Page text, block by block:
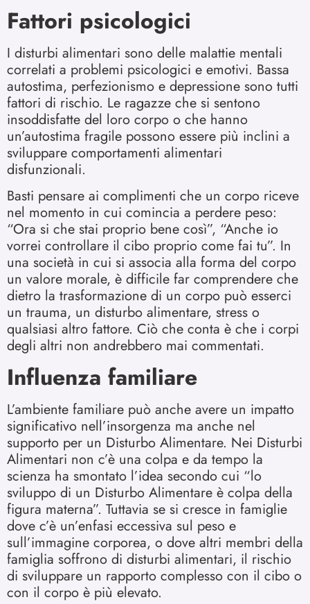
Fattori psicologici
I disturbi alimentari sono delle malattie mentali
correlati a problemi psicologici e emotivi. Bassa
autostima, perfezionismo e depressione sono tutti
fattori di rischio. Le ragazze che si sentono
insoddisfatte del loro corpo o che hanno
un’autostima fragile possono essere più inclini a
sviluppare comportamenti alimentari
disfunzionali.
Basti pensare ai complimenti che un corpo riceve
nel momento in cui comincia a perdere peso:
“Ora si che stai proprio bene così”, “Anche io
vorrei controllare il cibo proprio come fai tu”. In
una società in cui si associa alla forma del corpo
un valore morale, è difficile far comprendere che
dietro la trasformazione di un corpo può esserci
un trauma, un disturbo alimentare, stress o
qualsiasi altro fattore. Ciò che conta è che i corpi
degli altri non andrebbero mai commentati.
Influenza familiare
L’ambiente familiare può anche avere un impatto
significativo nell’insorgenza ma anche nel
supporto per un Disturbo Alimentare. Nei Disturbi
Alimentari non c’è una colpa e da tempo la
scienza ha smontato l’idea secondo cui “lo
sviluppo di un Disturbo Alimentare è colpa della
figura materna”. Tuttavia se si cresce in famiglie
dove c’è un’enfasi eccessiva sul peso e
sull’immagine corporea, o dove altri membri della
famiglia soffrono di disturbi alimentari, il rischio
di sviluppare un rapporto complesso con il cibo o
con il corpo è più elevato.